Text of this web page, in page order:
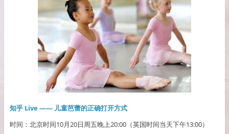
知乎 Live —— 儿童芭蕾的正确打开方式
时间：北京时间10月20日周五晚上20:00（英国时间当天下午13:00）